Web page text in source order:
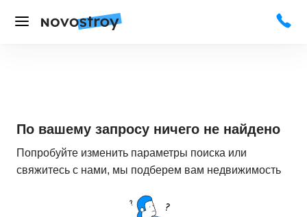
По вашему запросу ничего не найдено
Попробуйте изменить параметры поиска или
свяжитесь с нами, мы подберем вам недвижимость